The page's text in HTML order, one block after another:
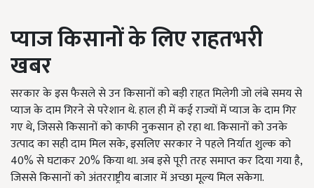
प्याज किसानों के लिए राहतभरी
खबर
सरकार के इस फैसले से उन किसानों को बड़ी राहत मिलेगी जो लंबे समय से
प्याज के दाम गिरने से परेशान थे. हाल ही में कई राज्यों में प्याज के दाम गिर
गए थे, जिससे किसानों को काफी नुकसान हो रहा था. किसानों को उनके
उत्पाद का सही दाम मिल सके, इसलिए सरकार ने पहले निर्यात शुल्क को
40% से घटाकर 20% किया था. अब इसे पूरी तरह समाप्त कर दिया गया है,
जिससे किसानों को अंतरराष्ट्रीय बाजार में अच्छा मूल्य मिल सकेगा.